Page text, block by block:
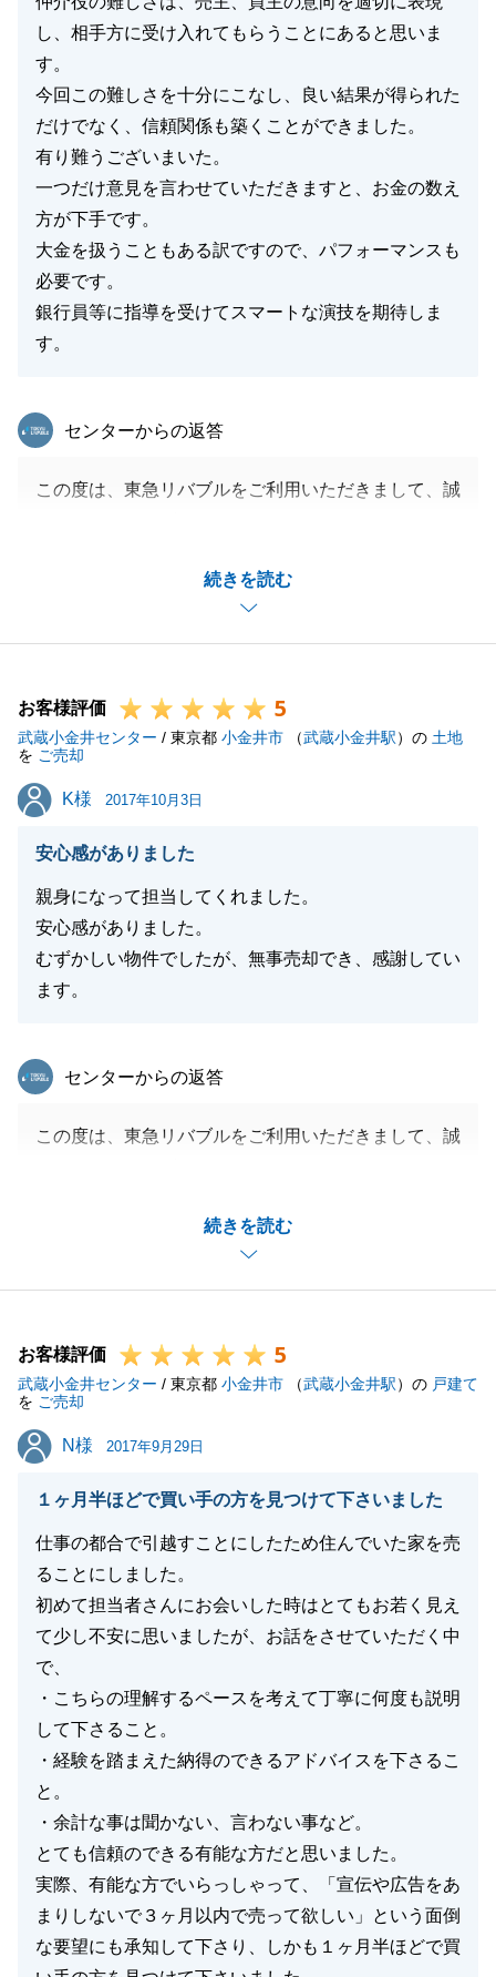
し、相手方に受け入れてもらうことにあると思いま
す。
今回この難しさを十分にこなし、良い結果が得られた
だけでなく、信頼関係も築くことができました。
有り難うございまいた。
一つだけ意見を言わせていただきますと、お金の数え
方が下手です。
大金を扱うこともある訳ですので、パフォーマンスも
必要です。
銀行員等に指導を受けてスマートな演技を期待しま
す。
続きを読む
東急リバブル
センターからの返答
この度は、東急リバブルをご利用いただきまして、誠
お札の数え方に関して、配慮が欠けており、誠に申し
早急に改善をできるよう努力させて頂きます。
ジュール調整等Ｏ様には多大なご協力を頂きました。
比較的早い段階でご成約に結び付けることができ、Ｏ
様にご満足いただけたことは私自身とてもうれしく感
じております。
いただければ幸いです。
今後とも、どうぞよろしくお願いいたします。
お客様評価 5
武蔵小金井センター / 東京都 小金井市 （武蔵小金井駅）の 土地
を ご売却
K様
K様 2017年10月3日
安心感がありました
親身になって担当してくれました。
安心感がありました。
むずかしい物件でしたが、無事売却でき、感謝してい
ます。
続きを読む
東急リバブル
センターからの返答
この度は、東急リバブルをご利用いただきまして、誠
だきましたこと、重ねてお礼申し上げます。
一般的な不動産と少し異なる点があり、短期間でのご
売却とはなりませんでしたが、最後、ご満足いただけ
今後も、何かお役に立てることがありましたら、ぜひ
お声掛けいただければ幸いです。
よろしくお願いいたします。
閉じる
お客様評価 5
武蔵小金井センター / 東京都 小金井市 （武蔵小金井駅）の 戸建て
を ご売却
N様
N様 2017年9月29日
１ヶ月半ほどで買い手の方を見つけて下さいました
仕事の都合で引越すことにしたため住んでいた家を売
ることにしました。
初めて担当者さんにお会いした時はとてもお若く見え
て少し不安に思いましたが、お話をさせていただく中
で、
・こちらの理解するペースを考えて丁寧に何度も説明
して下さること。
・経験を踏まえた納得のできるアドバイスを下さるこ
と。
・余計な事は聞かない、言わない事など。
とても信頼のできる有能な方だと思いました。
実際、有能な方でいらっしゃって、「宣伝や広告をあ
まりしないで３ヶ月以内で売って欲しい」という面倒
な要望にも承知して下さり、しかも１ヶ月半ほどで買